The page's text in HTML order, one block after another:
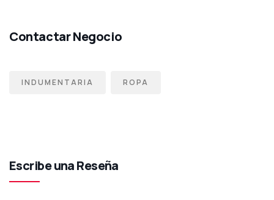
INDUMENTARIA ROPA
Escribe una Reseña